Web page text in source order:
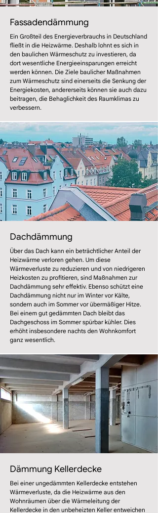
Fassadendämmung
Ein Großteil des Energieverbrauchs in Deutschland
fließt in die Heizwärme. Deshalb lohnt es sich in
den baulichen Wärmeschutz zu investieren, da
dort wesentliche Energieeinsparungen erreicht
werden können. Die Ziele baulicher Maßnahmen
zum Wärmeschutz sind einerseits die Senkung der
Energiekosten, andererseits können sie auch dazu
beitragen, die Behaglichkeit des Raumklimas zu
verbessern.
Dachdämmung
Über das Dach kann ein beträchtlicher Anteil der
Heizwärme verloren gehen. Um diese
Wärmeverluste zu reduzieren und von niedrigeren
Heizkosten zu profitieren, sind Maßnahmen zur
Dachdämmung sehr effektiv. Ebenso schützt eine
Dachdämmung nicht nur im Winter vor Kälte,
sondern auch im Sommer vor übermäßiger Hitze.
Bei einem gut gedämmten Dach bleibt das
Dachgeschoss im Sommer spürbar kühler. Dies
erhöht insbesondere nachts den Wohnkomfort
ganz wesentlich.
Dämmung Kellerdecke
Bei einer ungedämmten Kellerdecke entstehen
Wärmeverluste, da die Heizwärme aus den
Wohnräumen über die Wärmeleitung der
Kellerdecke in den unbeheizten Keller entweichen